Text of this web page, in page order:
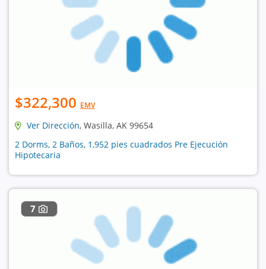
$322,300 EMV
Ver Dirección, Wasilla, AK 99654
2 Dorms, 2 Baños, 1,952 pies cuadrados Pre Ejecución
Hipotecaria
7